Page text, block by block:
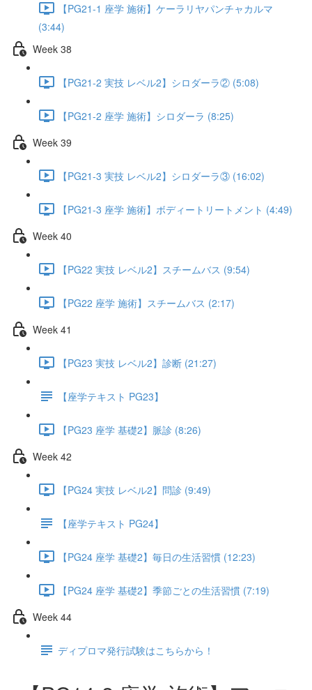
【PG21-1 座学 施術】ケーラリヤパンチャカルマ
(3:44)
Week 38
【PG21-2 実技 レベル2】シロダーラ② (5:08)
【PG21-2 座学 施術】シロダーラ (8:25)
Week 39
【PG21-3 実技 レベル2】シロダーラ③ (16:02)
【PG21-3 座学 施術】ボディートリートメント (4:49)
Week 40
【PG22 実技 レベル2】スチームバス (9:54)
【PG22 座学 施術】スチームバス (2:17)
Week 41
【PG23 実技 レベル2】診断 (21:27)
【座学テキスト PG23】
【PG23 座学 基礎2】脈診 (8:26)
Week 42
【PG24 実技 レベル2】問診 (9:49)
【座学テキスト PG24】
【PG24 座学 基礎2】毎日の生活習慣 (12:23)
【PG24 座学 基礎2】季節ごとの生活習慣 (7:19)
Week 44
ディプロマ発行試験はこちらから！